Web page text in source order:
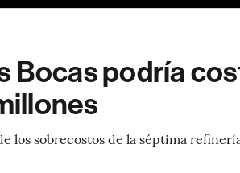
Bocas podría
los sobrecostos de la séptima